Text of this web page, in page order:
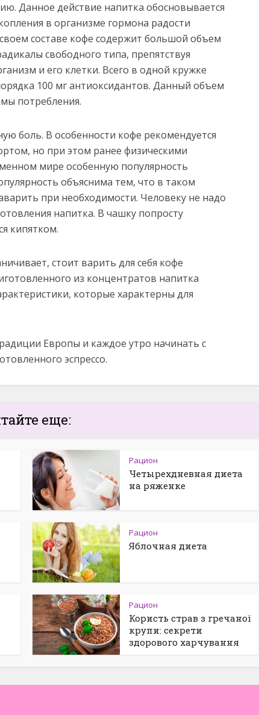
Данное действие напитка обосновывается
в организме гормона радости
составе кофе содержит большой объем
свободного типа, препятствуя
и его клетки. Всего в одной кружке
100 мг антиоксидантов. Данный объем
потребления.
боль. В особенности кофе рекомендуется
но при этом ранее физическими
мире особенную популярность
объяснима тем, что в таком
при необходимости. Человеку не надо
напитка. В чашку попросту
кипятком.
стоит варить для себя кофе
из концентратов напитка
которые характерны для
Европы и каждое утро начинать с
эспрессо.
еще:
Рацион
Четырехдневная диета
на ряженке
Рацион
Яблочная диета
Рацион
Користь страв з гречаної
крупи: секрети
здорового харчування